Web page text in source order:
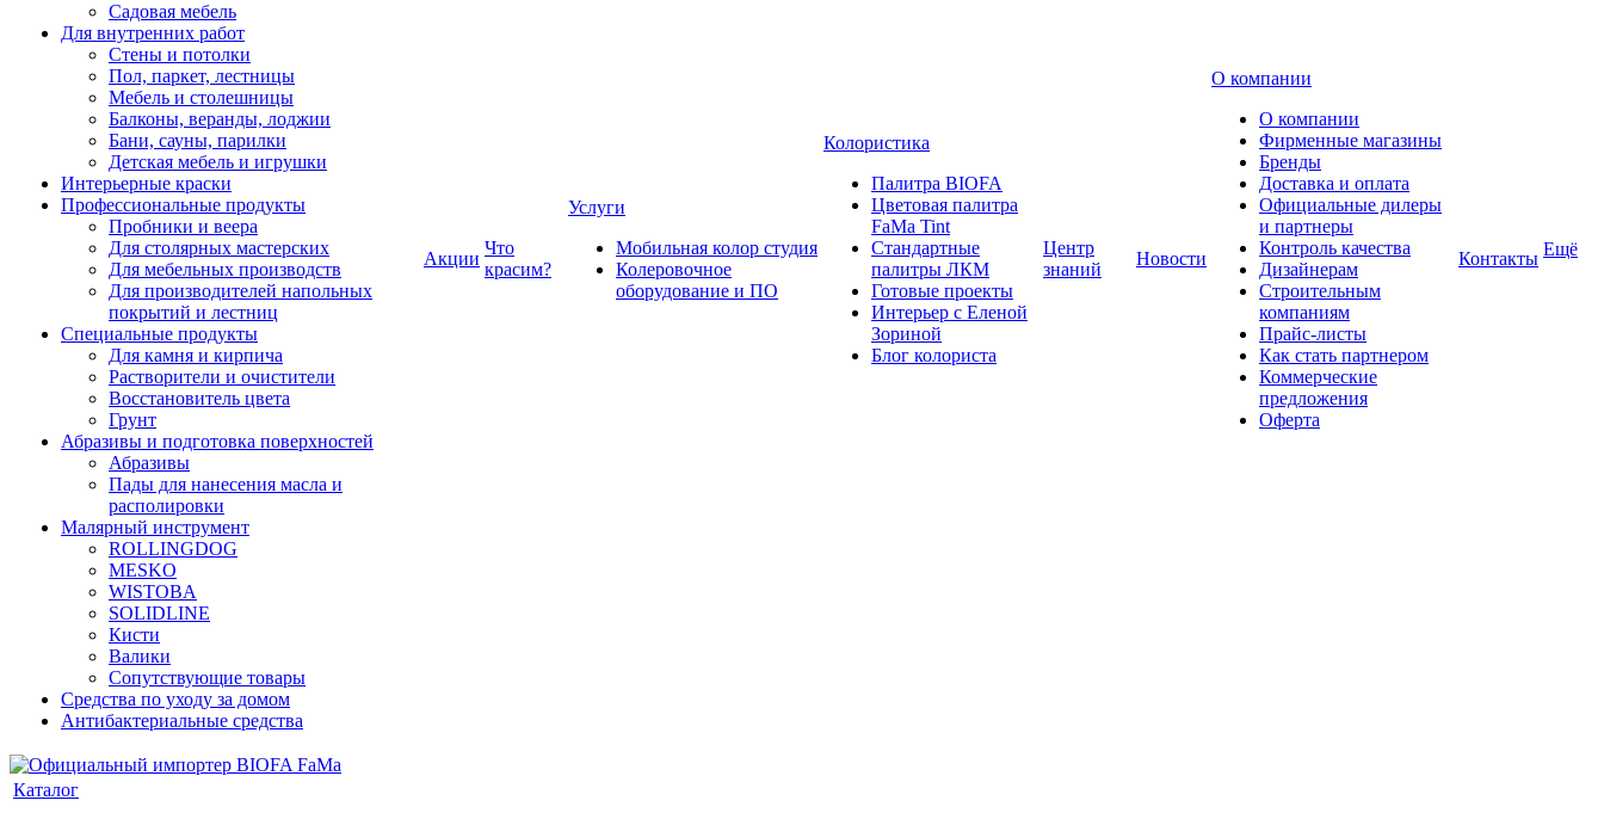
Садовая мебель
Для внутренних работ
Стены и потолки
Пол, паркет, лестницы
Мебель и столешницы
Балконы, веранды, лоджии
Бани, сауны, парилки
Детская мебель и игрушки
Интерьерные краски
Профессиональные продукты
Пробники и веера
Для столярных мастерских
Для мебельных производств
Для производителей напольных
покрытий и лестниц
Специальные продукты
Для камня и кирпича
Растворители и очистители
Восстановитель цвета
Грунт
Абразивы и подготовка поверхностей
Абразивы
Пады для нанесения масла и
располировки
Малярный инструмент
ROLLINGDOG
MESKO
WISTOBA
SOLIDLINE
Кисти
Валики
Сопутствующие товары
Средства по уходу за домом
Антибактериальные средства
Акции
Что
красим?
Услуги
Мобильная колор студия
Колеровочное
оборудование и ПО
Колористика
Палитра BIOFA
Цветовая палитра
FaMa Tint
Стандартные
палитры ЛКМ
Готовые проекты
Интерьер с Еленой
Зориной
Блог колориста
Центр
знаний
Новости
О компании
О компании
Фирменные магазины
Бренды
Доставка и оплата
Официальные дилеры
и партнеры
Контроль качества
Дизайнерам
Строительным
компаниям
Прайс-листы
Как стать партнером
Коммерческие
предложения
Оферта
Контакты Ещё
Каталог